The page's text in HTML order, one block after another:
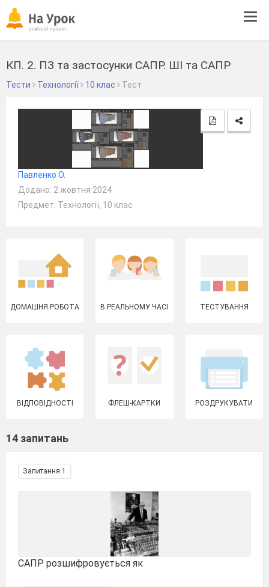
КП. 2. ПЗ та застосунки САПР. ШІ та САПР
Тести Технології 10 клас Тест
Павленко О.
Додано: 2 жовтня 2024
Предмет: Технології, 10 клас
ДОМАШНЯ РОБОТА В РЕАЛЬНОМУ ЧАСІ ТЕСТУВАННЯ
ВІДПОВІДНОСТІ ФЛЕШ-КАРТКИ РОЗДРУКУВАТИ
14 запитань
Запитання 1
САПР розшифровується як